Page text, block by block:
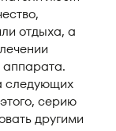
отдыха, а
аппарата.
следующих
серию
другими